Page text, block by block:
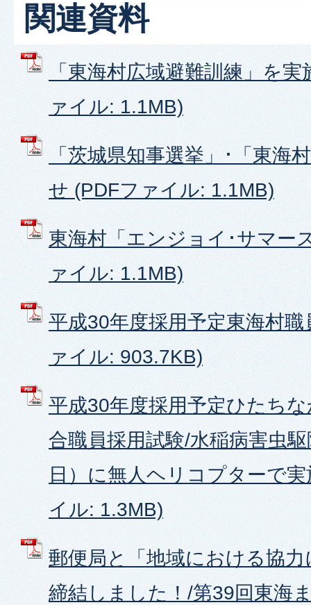
関連資料
「東海村広域避難訓練」を
ァイル: 1.1MB)
「茨城県知事選挙」･「東海
せ (PDFファイル: 1.1MB)
東海村「エンジョイ･サマー
ァイル: 1.1MB)
平成30年度採用予定東海村
ァイル: 903.7KB)
平成30年度採用予定ひたち
合職員採用試験/水稲病害虫
日）に無人ヘリコプターで
イル: 1.3MB)
郵便局と「地域における協
締結しました！/第39回東海